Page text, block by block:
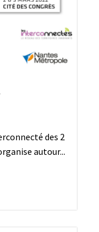
des 2
autour...